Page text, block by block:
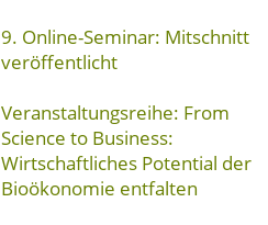
9. Online-Seminar: Mitschnitt
veröffentlicht
Veranstaltungsreihe: From
Science to Business:
Wirtschaftliches Potential der
Bioökonomie entfalten